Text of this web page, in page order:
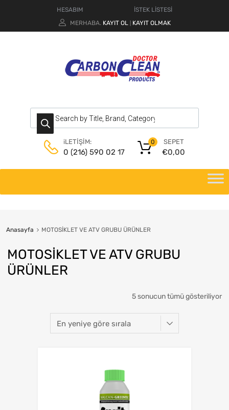
HESABIM
İSTEK LİSTESİ
MERHABA. KAYIT OL KAYIT OLMAK
iLETİŞİM:
0 (216) 590 02 17
SEPET
€0,00
0
Anasayfa MOTOSİKLET VE ATV GRUBU ÜRÜNLER
MOTOSİKLET VE ATV GRUBU
ÜRÜNLER
5 sonucun tümü gösteriliyor